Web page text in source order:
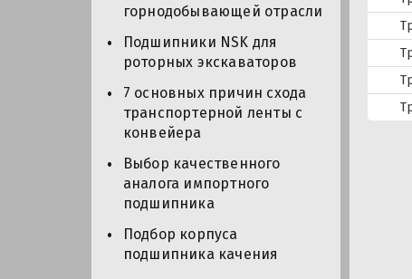
горнодобывающей отрасли
Подшипники NSK для
роторных экскаваторов
7 основных причин схода
транспортерной ленты с
конвейера
Выбор качественного
аналога импортного
подшипника
Подбор корпуса
подшипника качения